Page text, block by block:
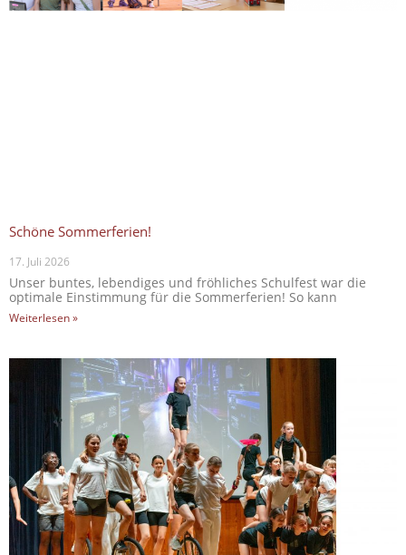
Schöne Sommerferien!
17. Juli 2026
Unser buntes, lebendiges und fröhliches Schulfest war die
optimale Einstimmung für die Sommerferien! So kann
Weiterlesen »